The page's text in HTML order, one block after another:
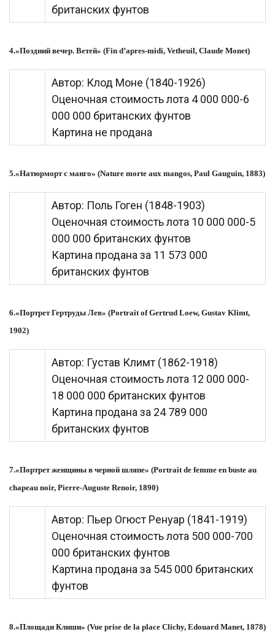
британских фунтов
4.«Поздний вечер. Ветей» (Fin d’apres-midi, Vetheuil, Claude Monet)
Автор: Клод Моне (1840-1926)
Оценочная стоимость лота 4 000 000-6
000 000 британских фунтов
Картина не продана
5.«Натюрморт с манго» (Nature morte aux mangos, Paul Gauguin, 1883)
Автор: Поль Гоген (1848-1903)
Оценочная стоимость лота 10 000 000-5
000 000 британских фунтов
Картина продана за 11 573 000
британских фунтов
6.«Портрет Гертруды Лев» (Portrait of Gertrud Loew, Gustav Klimt,
1902)
Автор: Густав Климт (1862-1918)
Оценочная стоимость лота 12 000 000-
18 000 000 британских фунтов
Картина продана за 24 789 000
британских фунтов
7.«Портрет женщины в черной шляпе» (Portrait de femme en buste au
chapeau noir, Pierre-Auguste Renoir, 1890)
Автор: Пьер Огюст Ренуар (1841-1919)
Оценочная стоимость лота 500 000-700
000 британских фунтов
Картина продана за 545 000 британских
фунтов
8.«Площади Клиши» (Vue prise de la place Clichy, Edouard Manet, 1878)